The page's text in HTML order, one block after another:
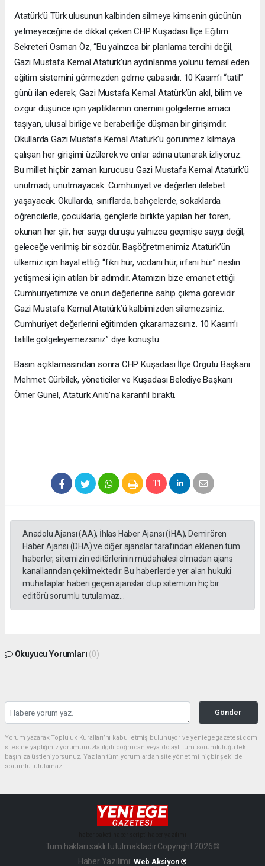
Atatürk’ü Türk ulusunun kalbinden silmeye kimsenin gücünün
yetmeyeceğine de dikkat çeken CHP Kuşadası İlçe Eğitim
Sekreteri Osman Öz, “Bu yalnızca bir planlama tercihi değil,
Gazi Mustafa Kemal Atatürk’ün aydınlanma yolunu temsil eden
eğitim sistemini görmezden gelme çabasıdır. 10 Kasım’ı “tatil”
günü ilan ederek; Gazi Mustafa Kemal Atatürk’ün akıl, bilim ve
özgür düşünce için yaptıklarının önemini gölgeleme amacı
taşıyan, ulusal birliğe ve beraberliğe düşman bir girişimdir.
Okullarda Gazi Mustafa Kemal Atatürk’ü görünmez kılmaya
çalışan her girişimi üzülerek ve onlar adına utanarak izliyoruz.
Bu millet hiçbir zaman kurucusu Gazi Mustafa Kemal Atatürk’ü
unutmadı, unutmayacak. Cumhuriyet ve değerleri ilelebet
yaşayacak. Okullarda, sınıflarda, bahçelerde, sokaklarda
öğrencilerle, çocuklarla, gençlerle birlikte yapılan her tören,
okunan her şiir, her saygı duruşu yalnızca geçmişe saygı değil,
geleceğe verilmiş bir sözdür. Başöğretmenimiz Atatürk’ün
ülkemiz için hayal ettiği “fikri hür, vicdanı hür, irfanı hür” neslin
yetişmesi için atılan bir adımdır. Atamızın bize emanet ettiği
Cumhuriyetimize ve onun değerlerine sahip çıkma görevidir.
Gazi Mustafa Kemal Atatürk’ü kalbimizden silemezsiniz.
Cumhuriyet değerlerini eğitimden çıkaramazsınız. 10 Kasım’ı
tatille gölgeleyemezsiniz” diye konuştu.
Basın açıklamasından sonra CHP Kuşadası İlçe Örgütü Başkanı
Mehmet Gürbilek, yöneticiler ve Kuşadası Belediye Başkanı
Ömer Günel, Atatürk Anıtı’na karanfil bıraktı.
Anadolu Ajansı (AA), İhlas Haber Ajansı (İHA), Demirören
Haber Ajansı (DHA) ve diğer ajanslar tarafından eklenen tüm
haberler, sitemizin editörlerinin müdahalesi olmadan ajans
kanallarından çekilmektedir. Bu haberlerde yer alan hukuki
muhataplar haberi geçen ajanslar olup sitemizin hiç bir
editörü sorumlu tutulamaz...
Okuyucu Yorumları (0)
Gönder
Yorum yazarak Topluluk Kuralları’nı kabul etmiş bulunuyor ve yeniegegazetesi.com
sitesine yaptığınız yorumunuzla ilgili doğrudan veya dolaylı tüm sorumluluğu tek
başınıza üstleniyorsunuz. Yazılan tüm yorumlardan site yönetimi hiçbir şekilde
sorumlu tutulamaz.
Tüm hakları saklı tutulmaktadır.Copyright 2026©
Haber Yazılımı: Web Aksiyon ®